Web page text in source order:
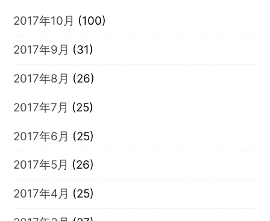
2017年10月 (100)
2017年9月 (31)
2017年8月 (26)
2017年7月 (25)
2017年6月 (25)
2017年5月 (26)
2017年4月 (25)